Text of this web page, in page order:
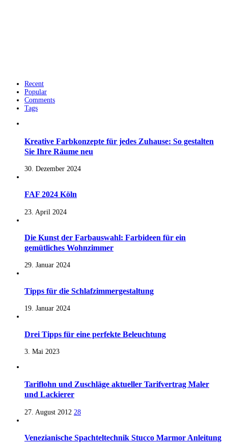
Recent
Popular
Comments
Tags
Kreative Farbkonzepte für jedes Zuhause: So gestalten
Sie Ihre Räume neu
30. Dezember 2024
FAF 2024 Köln
23. April 2024
Die Kunst der Farbauswahl: Farbideen für ein
gemütliches Wohnzimmer
29. Januar 2024
Tipps für die Schlafzimmergestaltung
19. Januar 2024
Drei Tipps für eine perfekte Beleuchtung
3. Mai 2023
Tariflohn und Zuschläge aktueller Tarifvertrag Maler
und Lackierer
27. August 2012 28
Venezianische Spachteltechnik Stucco Marmor Anleitung